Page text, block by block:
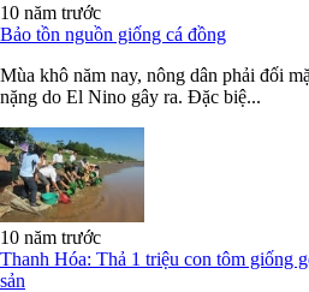
10 năm trước
Bảo tồn nguồn giống cá đồng
Mùa khô năm nay, nông dân phải đối
nặng do El Nino gây ra. Ðặc biệ...
10 năm trước
Thanh Hóa: Thả 1 triệu con tôm giống
sản